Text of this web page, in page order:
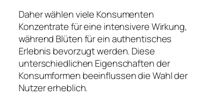
Daher wählen viele Konsumenten
Konzentrate für eine intensivere Wirkung,
während Blüten für ein authentisches
Erlebnis bevorzugt werden. Diese
unterschiedlichen Eigenschaften der
Konsumformen beeinflussen die Wahl der
Nutzer erheblich.